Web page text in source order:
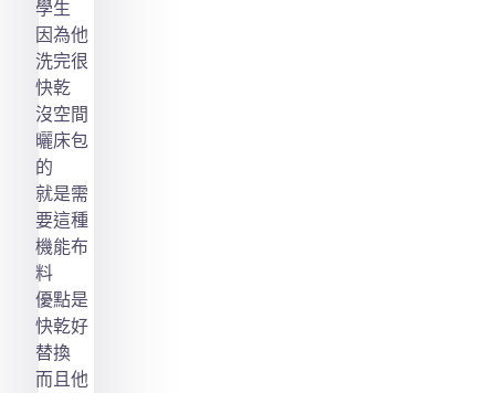
學生
因為他
洗完很
快乾
沒空間
曬床包
的
就是需
要這種
機能布
料
優點是
快乾好
替換
而且他